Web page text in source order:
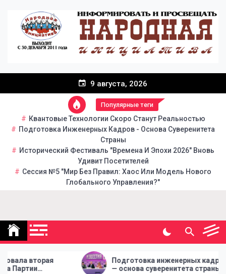
содержанию
9 августа, 2026
Популярные теги
Квантовые Технологии Скоро Станут Реальностью
Подготовка Инженерных Кадров - Основа Суверенитета
Страны
Исторический Фестиваль "Времена И Эпохи 2026" Вновь
Удивит Посетителей
Сессия №5 "Мир Без Правил: Хаос Или Модель Нового
Глобального Управления?"
Портал общественно-
политической газеты
"Народная инициатива"
Подготовка инженерных кадров
— основа суверенитета страны